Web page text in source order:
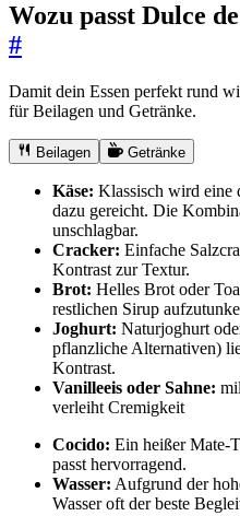
Wozu passt Dulce
#
Damit dein Essen perfekt rund
für Beilagen und Getränke.
Beilagen Getränke
Käse: Klassisch wird eine
dazu gereicht. Die
unschlagbar.
Cracker: Einfache
Kontrast zur Textur.
Brot: Helles Brot oder
restlichen Sirup
Joghurt: Naturjoghurt
pflanzliche Alternativen)
Kontrast.
Vanilleeis oder Sahne:
verleiht Cremigkeit
Cocido: Ein heißer Mate-
passt hervorragend.
Wasser: Aufgrund der
Wasser oft der beste